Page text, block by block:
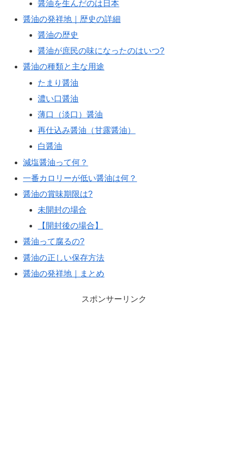
醤油を生んだのは日本
醤油の発祥地｜歴史の詳細
醤油の歴史
醤油が庶民の味になったのはいつ?
醤油の種類と主な用途
たまり醤油
濃い口醤油
薄口（淡口）醤油
再仕込み醤油（甘露醤油）
白醤油
減塩醤油って何？
一番カロリーが低い醤油は何？
醤油の賞味期限は?
未開封の場合
【開封後の場合】
醤油って腐るの?
醤油の正しい保存方法
醤油の発祥地｜まとめ
スポンサーリンク